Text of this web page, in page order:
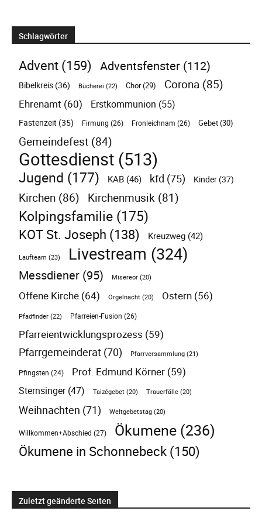
Schlagwörter
Advent(159) Adventsfenster (112)
Bibelkreis (36) Bücherei (22) Chor(29) Corona (85)
Ehrenamt (60) Erstkommunion (55)
Fastenzeit (35) Firmung (26) Fronleichnam (26) Gebet(30)
Gemeindefest (84)
Gottesdienst (513)
Jugend (177) KAB (46) kfd (75) Kinder (37)
Kirchen (86) Kirchenmusik (81)
Kolpingsfamilie (175)
KOT St. Joseph (138) Kreuzweg (42)
Laufteam (23) Livestream (324)
Messdiener (95) Misereor (20)
Offene Kirche (64) Orgelnacht (20) Ostern (56)
Pfadfinder (22) Pfarreien-Fusion (26)
Pfarreientwicklungsprozess (59)
Pfarrgemeinderat (70) Pfarrversammlung (21)
Pfingsten (24) Prof. Edmund Körner (59)
Sternsinger(47) Taizégebet (20) Trauerfälle (20)
Weihnachten (71) Weltgebetstag (20)
Willkommen+Abschied (27) Ökumene (236)
Ökumene in Schonnebeck (150)
Zuletzt geänderte Seiten